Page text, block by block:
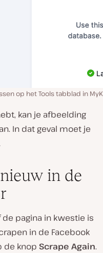
op het Tools tabblad in
kan je afbeelding
In dat geval moet je
in de
pagina in kwestie is
in de Facebook
de knop Scrape Again.